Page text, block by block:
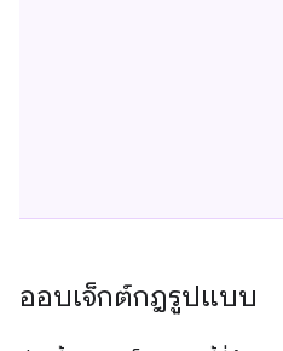
ออบเจ็กต์กฎรูปแบบ